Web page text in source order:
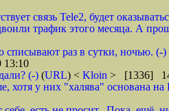
связь Tele2, будет
трафик этого месяца. А
списывают раз в сутки, ночью. (-)
(-) (URL) < Kloin > [1336]
у них "халява" основана на